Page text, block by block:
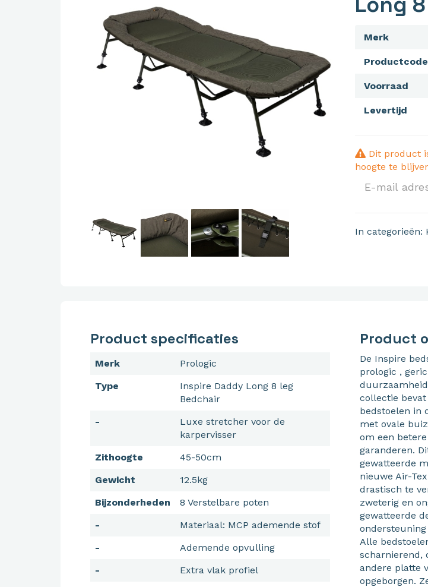
Merk
Productcode
Voorraad
Levertijd
Dit product
hoogte te
In categorieën:
Product specificaties
Merk
Prologic
Type
Inspire Daddy Long 8 leg
Bedchair
-
Luxe stretcher voor de
karpervisser
Zithoogte
45-50cm
Gewicht
12.5kg
Bijzonderheden
8 Verstelbare poten
-
Materiaal: MCP ademende stof
-
Ademende opvulling
-
Extra vlak profiel
Product
De Inspire
prologic ,
collectie
bedstoelen in
met ovale
om een
garanderen.
gewatteerde
nieuwe Air-
drastisch te
zweterig en
gewatteerde
Alle
scharnierend,
andere platte
opgeborgen.